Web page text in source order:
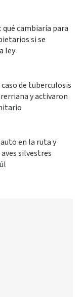
qué cambiaría para
si se
ley
de tuberculosis
y activaron
en la ruta y
silvestres